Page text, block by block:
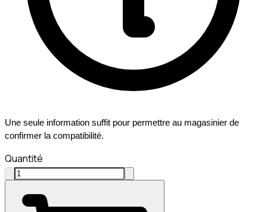
Une seule information suffit pour permettre au magasinier de
confirmer la compatibilité.
Quantité